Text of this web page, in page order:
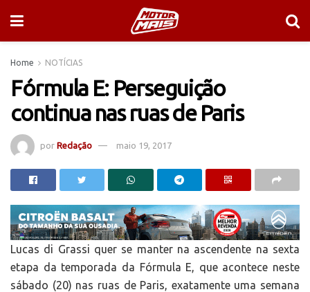
Home NOTÍCIAS
Fórmula E: Perseguição
continua nas ruas de Paris
por Redação maio 19, 2017
Lucas di Grassi quer se manter na ascendente na sexta
etapa da temporada da Fórmula E, que acontece neste
sábado (20) nas ruas de Paris, exatamente uma semana